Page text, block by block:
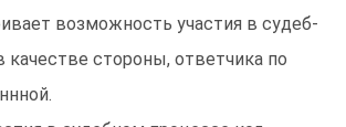
возможность участия в судеб-
стороны, ответчика по